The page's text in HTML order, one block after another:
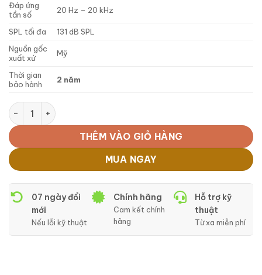
Đáp ứng
tần số
20 Hz – 20 kHz
SPL tối đa
131 dB SPL
Nguồn gốc
xuất xứ
Mỹ
Thời gian
bảo hành
2 năm
Shure KSM44A số lượng
THÊM VÀO GIỎ HÀNG
MUA NGAY
07 ngày đổi
mới
Nếu lỗi kỹ thuật
Chính hãng
Cam kết chính
hãng
Hỗ trợ kỹ
thuật
Từ xa miễn phí